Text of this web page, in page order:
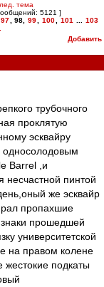
тема
5121 ]
97 98 99 100 101
103
Добавить
трубочного
проклятую
эсквайру
односолодовым
Barrel ,и
несчастной пинтой
же эсквайр
пропахшие
прошедшей
университетской
на правом колене
подкаты